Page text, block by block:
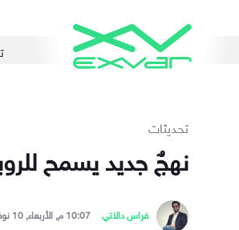
تحديثات
نهجٌ جديد يسمح
فراس دالاتي 10:07 م, الأربعاء, 10 نوفمبر 2021